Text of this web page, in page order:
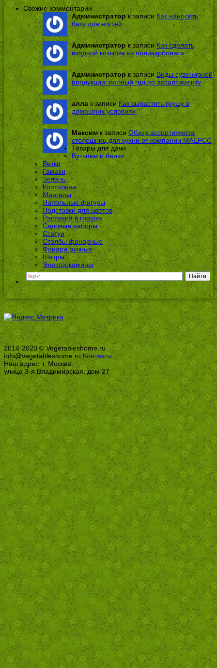
Свежие комментарии
Администраторк записиКак наносить
базу для ногтей
Администраторк записиКак сделать
входной козырек из поликарбоната
Администраторк записиВиды сувенирной
продукции: полный гид по ассортименту
алла к записи Как вырастить грушу в
домашних условиях
Максимк записиОбзор ассортимента
столешниц для кухни от компании МАЕРСС
Товары для дачи
Бутылки и банки
Ветки
Гамаки
Зелень
Коптильни
Мангалы
Напольные фигуры
Подставки для цветов
Растения в горшке
Садовые наборы
Статуи
Столбы фонарные
Фонари ручные
Шатры
Электрокамины
2014-2020 © Vegetableshome.ru
info@vegetableshome.ru Контакты
Наш адрес: г. Москва,
улица 3-я Владимирская, дом 27